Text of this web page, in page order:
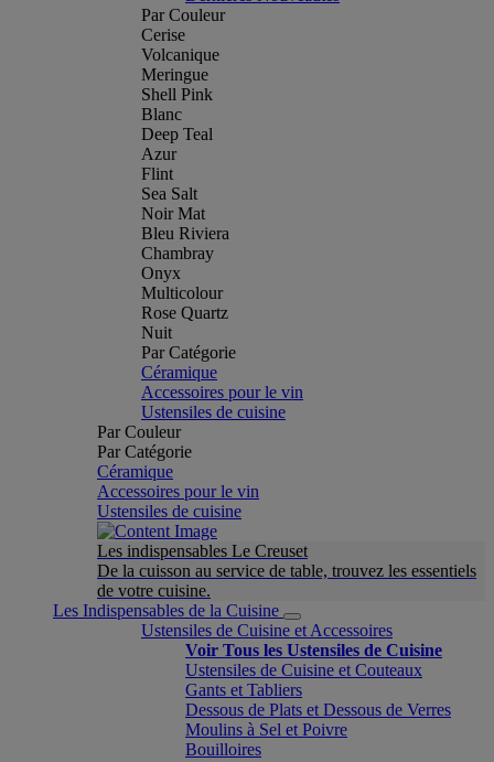
Par Couleur
Cerise
Volcanique
Meringue
Shell Pink
Blanc
Deep Teal
Azur
Flint
Sea Salt
Noir Mat
Bleu Riviera
Chambray
Onyx
Multicolour
Rose Quartz
Nuit
Par Catégorie
Céramique
Accessoires pour le vin
Ustensiles de cuisine
Par Couleur
Par Catégorie
Céramique
Accessoires pour le vin
Ustensiles de cuisine
Les indispensables Le Creuset
De la cuisson au service de table, trouvez les essentiels
de votre cuisine.
Les Indispensables de la Cuisine
Ustensiles de Cuisine et Accessoires
Voir Tous les Ustensiles de Cuisine
Ustensiles de Cuisine et Couteaux
Gants et Tabliers
Dessous de Plats et Dessous de Verres
Moulins à Sel et Poivre
Bouilloires